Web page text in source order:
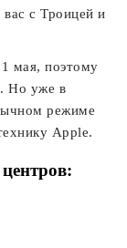
вас с Троицей и
мая, поэтому
Но уже в
режиме
Apple.